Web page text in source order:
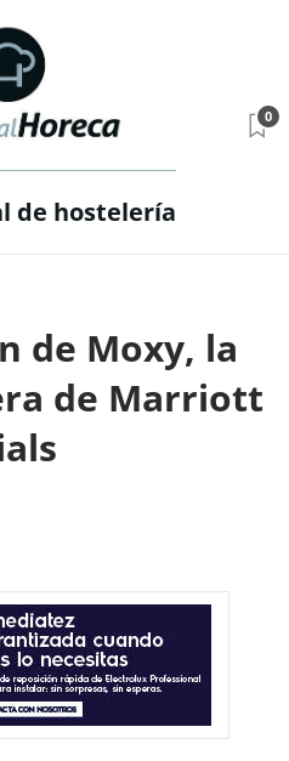
de hostelería
0
de Moxy, la
de Marriott